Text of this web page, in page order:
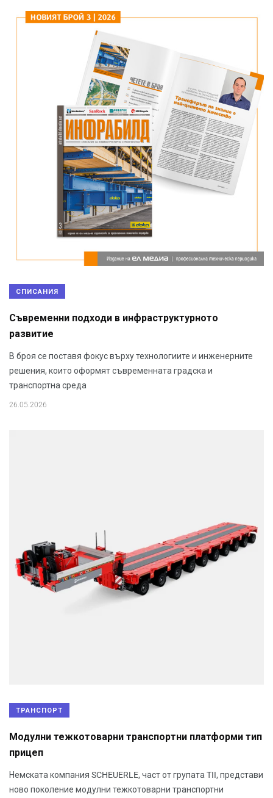
СПИСАНИЯ
Съвременни подходи в инфраструктурното
развитие
В броя се поставя фокус върху технологиите и инженерните
решения, които оформят съвременната градска и
транспортна среда
26.05.2026
ТРАНСПОРТ
Модулни тежкотоварни транспортни платформи тип
прицеп
Немската компания SCHEUERLE, част от групата TII, представи
ново поколение модулни тежкотоварни транспортни